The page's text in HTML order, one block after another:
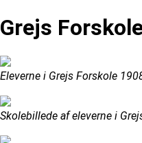
Grejs
Eleverne i Grejs Forskole
Skolebillede af eleverne i